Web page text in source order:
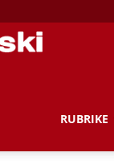
Gospodarski
RUBRIKE